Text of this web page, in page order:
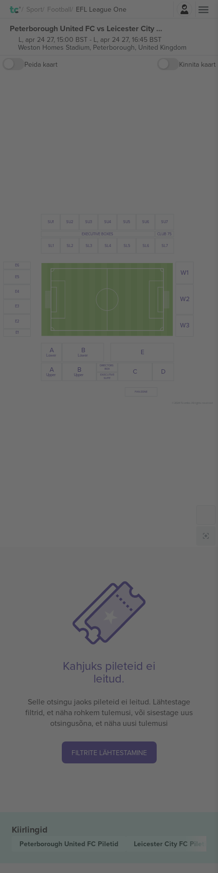
Sport Football EFL League OneLogi sisse
Peterborough United FC vs Leicester City FC EFL League One piletid
L, apr 24 27, 15:00 BST- L, apr 24 27, 16:45 BST
Weston Homes Stadium, Peterborough, United Kingdom
Peida kaart
Kinnita kaart
EXECUTIVE BOXES CLUB 75
DIRECTORS
BOX
EXECUTIVE
SUITE
SL1 SL2 SL3 SL4 SL5 SL6 SL7
A
Lower
B
Lower E
SU1 SU2 SU3 SU4 SU5 SU6 SU7
A
Upper
B
Upper C D
E1
E2
E3
E4
E5
E6
W3
W2
W1
FAN ZONE
Kahjuks pileteid ei
leitud.
Selle otsingu jaoks pileteid ei leitud. Lähtestage
filtrid, et näha rohkem tulemusi, või sisestage uus
otsingusõna, et näha uusi tulemusi
FILTRITE LÄHTESTAMINE
Kiirlingid
Peterborough United FC Piletid Leicester City FC Piletid